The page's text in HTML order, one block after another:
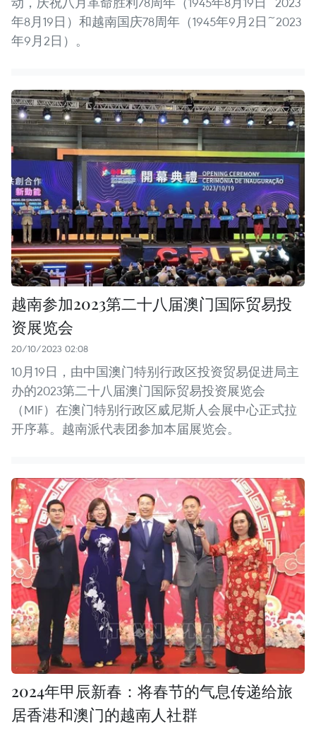
年8月19日）和越南国庆78周年（1945年9月2日~2023
年9月2日）。
越南参加2023第二十八届澳门国际贸易投
资展览会
20/10/2023 02:08
10月19日，由中国澳门特别行政区投资贸易促进局主
办的2023第二十八届澳门国际贸易投资展览会
（MIF）在澳门特别行政区威尼斯人会展中心正式拉
开序幕。越南派代表团参加本届展览会。
2024年甲辰新春：将春节的气息传递给旅
居香港和澳门的越南人社群